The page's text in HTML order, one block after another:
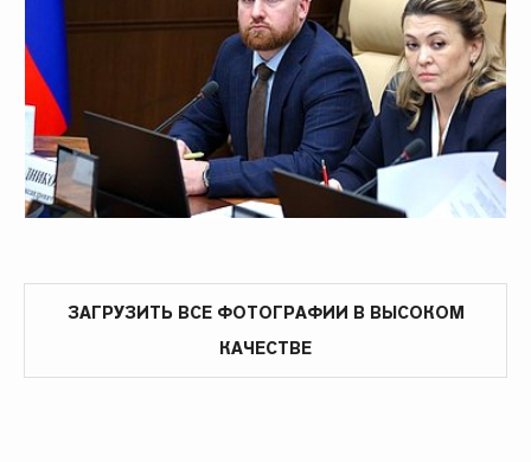
ЗАГРУЗИТЬ ВСЕ ФОТОГРАФИИ В ВЫСОКОМ
КАЧЕСТВЕ